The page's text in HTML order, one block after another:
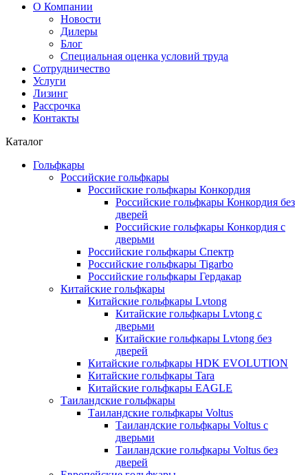
О Компании
Новости
Дилеры
Блог
Специальная оценка условий труда
Сотрудничество
Услуги
Лизинг
Рассрочка
Контакты
Каталог
Гольфкары
Российские гольфкары
Российские гольфкары Конкордия
Российские гольфкары Конкордия без
дверей
Российские гольфкары Конкордия с
дверьми
Российские гольфкары Спектр
Российские гольфкары Tigarbo
Российские гольфкары Гердакар
Китайские гольфкары
Китайские гольфкары Lvtong
Китайские гольфкары Lvtong с
дверьми
Китайские гольфкары Lvtong без
дверей
Китайские гольфкары HDK EVOLUTION
Китайские гольфкары Tara
Китайские гольфкары EAGLE
Таиландские гольфкары
Таиландские гольфкары Voltus
Таиландские гольфкары Voltus с
дверьми
Таиландские гольфкары Voltus без
дверей